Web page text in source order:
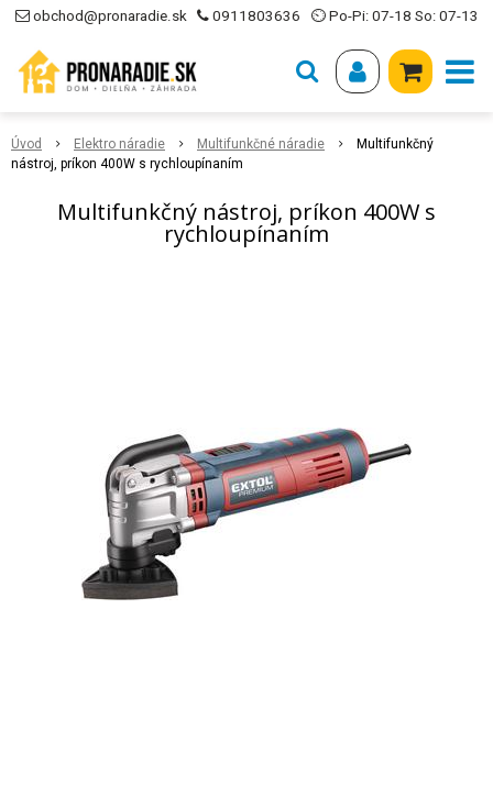
obchod@pronaradie.sk 0911803636 ⏲ Po-Pi: 07-18 So: 07-13
Úvod Elektro náradie Multifunkčné náradie
Multifunkčný
nástroj, príkon 400W s rychloupínaním
Multifunkčný nástroj, príkon 400W s
rychloupínaním